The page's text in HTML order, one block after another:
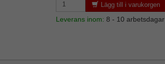
Lägg till i varukorgen
Leverans inom: 8 - 10 arbetsdagar